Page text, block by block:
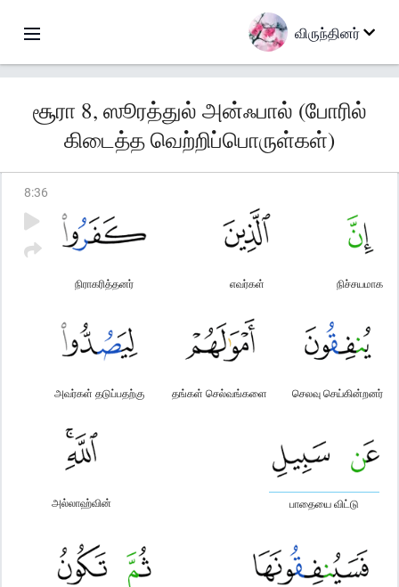
விருந்தினர்
சூரா 8, ஸூரத்துல் அன்ஃபால் (போரில்
கிடைத்த வெற்றிப்பொருள்கள்)
8:36
நிச்சயமாக
எவர்கள்
நிராகரித்தனர்
செலவு செய்கின்றனர்
தங்கள் செல்வங்களை
அவர்கள் தடுப்பதற்கு
பாதையை விட்டு
அல்லாஹ்வின்